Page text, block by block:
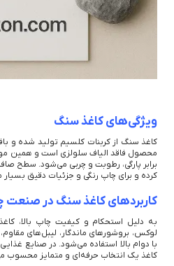
ویژگی‌های کاغذ سنگ
کاغذ سنگ از کربنات کلسیم تولید شده و
محصول فاقد الیاف سلولزی است و همین
برابر پارگی، رطوبت و چربی می‌شود. سطح
کرده و برای چاپ رنگی و جزئیات دقیق
کاربردهای کاغذ سنگ در صنعت
به دلیل استحکام و کیفیت چاپ بالا،
لوکس، بروشورهای ماندگار، لیبل‌های
با دوام بالا استفاده می‌شود. در صنایع
کاغذ یک انتخاب حرفه‌ای و متمایز محسوب